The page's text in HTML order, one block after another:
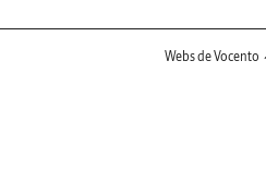
Webs de Vocento